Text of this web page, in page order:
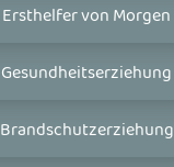
Ersthelfer von Morgen
Gesundheitserziehung
Brandschutzerziehung